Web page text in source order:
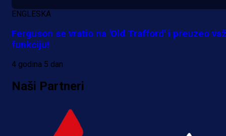
ENGLESKA
Ferguson se vratio na 'Old Trafford' i preuzeo
funkciju!
4 godina 5 dan
Naši Partneri